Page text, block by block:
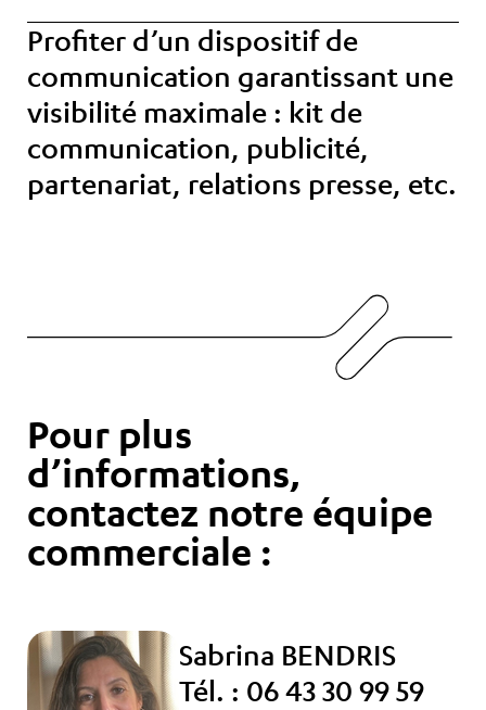
Profiter d’un dispositif de
communication garantissant une
visibilité maximale : kit de
communication, publicité,
partenariat, relations presse, etc.
Pour plus
d’informations,
contactez notre équipe
commerciale :
Sabrina BENDRIS
Tél. : 06 43 30 99 59